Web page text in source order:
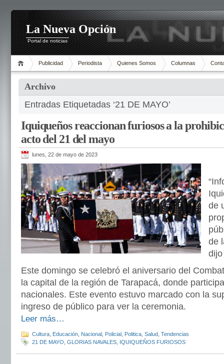
La Nueva Opción
Portal de noticias
Publicidad Periodista Quienes Somos Columnas
Archivo
Entradas Etiquetadas ‘21 DE MAYO’
Iquiqueños reaccionan furiosos a la
acto del 21 del mayo
lunes, 22 de mayo de 2023
de
de
Este domingo se celebró el aniversario del
la capital de la región de Tarapacá, donde
nacionales. Este evento estuvo marcado con la
ingreso de público para ver la ceremonia.
Leer más…
Cultura Educación Nacional Policial Politica Salud Tendencias
21 DE MAYO GLORIAS NAVALES IQUIQUEÑOS FURIOSOS